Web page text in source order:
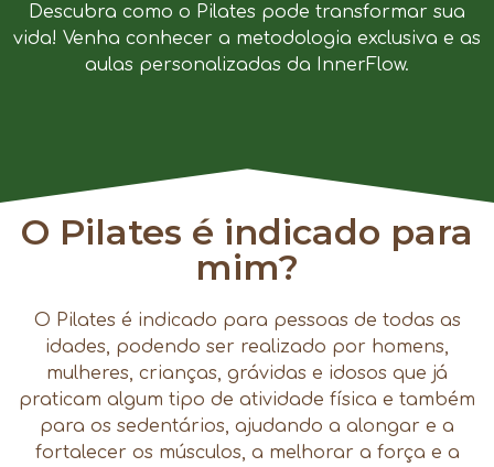
Descubra como o Pilates pode transformar sua
vida! Venha conhecer a metodologia exclusiva e as
aulas personalizadas da InnerFlow.
O Pilates é indicado para
mim?
O Pilates é indicado para pessoas de todas as
idades, podendo ser realizado por homens,
mulheres, crianças, grávidas e idosos que já
praticam algum tipo de atividade física e também
para os sedentários, ajudando a alongar e a
fortalecer os músculos, a melhorar a força e a